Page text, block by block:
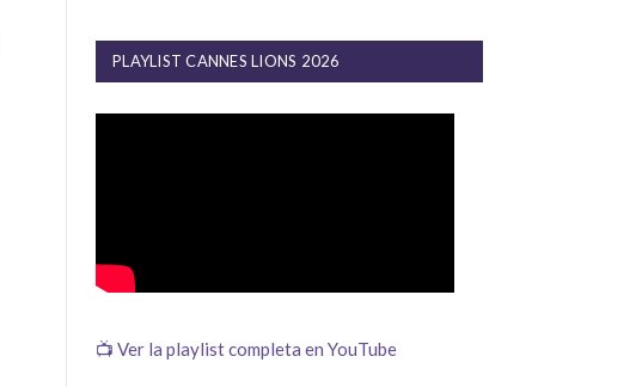
PLAYLIST CANNES LIONS 2026
📺 Ver la playlist completa en YouTube